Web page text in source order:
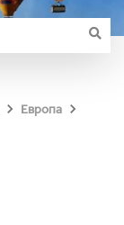
Европа